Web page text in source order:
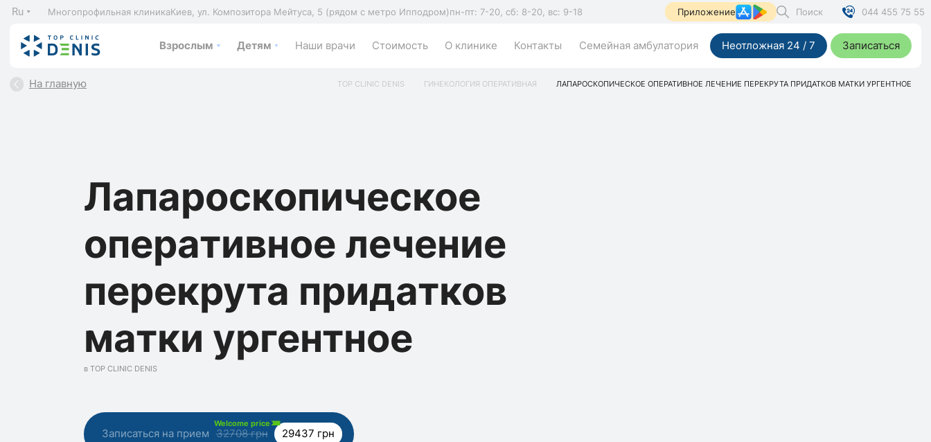
Ru Многопрофильная клиникаКиев, ул. Композитора Мейтуса, 5 (рядом с метро Ипподром)пн-пт: 7-20, сб: 8-20, вс: 9-18 Приложение Поиск 044 455 75 55
Взрослым Детям Наши врачи Стоимость О клинике Контакты Семейная амбулатория Неотложная 24 / 7 Записаться
На главную TOP CLINIC DENIS ГИНЕКОЛОГИЯ ОПЕРАТИВНАЯ ЛАПАРОСКОПИЧЕСКОЕ ОПЕРАТИВНОЕ ЛЕЧЕНИЕ ПЕРЕКРУТА ПРИДАТКОВ МАТКИ УРГЕНТНОЕ
Лапароскопическое
оперативное лечение
перекрута придатков
матки ургентное
в TOP CLINIC DENIS
Записаться на прием
Welcome price
32708 грн 29437 грн